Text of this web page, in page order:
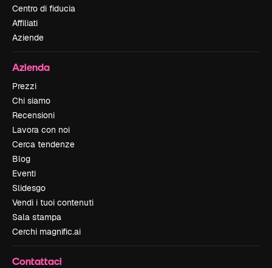
Centro di fiducia
Affiliati
Aziende
Azienda
Prezzi
Chi siamo
Recensioni
Lavora con noi
Cerca tendenze
Blog
Eventi
Slidesgo
Vendi i tuoi contenuti
Sala stampa
Cerchi magnific.ai
Contattaci